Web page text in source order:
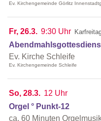
Ev. Kirchengemeinde Görlitz
Fr, 26.3. 9:30 Uhr
Ev. Kirche Schleife
Ev. Kirchengemeinde Schleife
So, 28.3. 12 Uhr
Orgel ° Punkt-12
ca. 60 Minuten